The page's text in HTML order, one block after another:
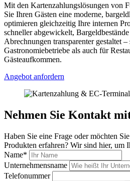
Mit den Kartenzahlungslösungen von
Sie Ihren Gästen eine moderne,
optimieren gleichzeitig Ihre internen
schneller abgewickelt,
Abrechnungen transparenter gestaltet
Gastronomiebetriebe als auch für
Gästeaufkommen.
Angebot anfordern
Nehmen Sie Kontakt
Haben Sie eine Frage oder möchten
Produkten erfahren? Wir sind hier, um
Name*
Unternehmensname
Telefonummer